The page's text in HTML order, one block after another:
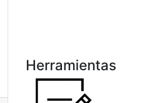
Vehículo
Herramientas